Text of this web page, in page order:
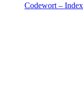
Codewort –